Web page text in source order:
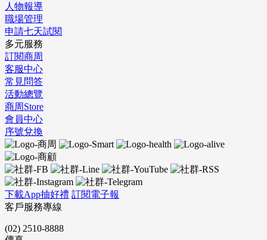
人物報導
職場管理
申請七天試閱
多元服務
訂閱商周
客服中心
常見問答
活動總覽
商周Store
會員中心
序號兌換
下載App抽好禮 訂閱電子報
客戶服務專線
(02) 2510-8888